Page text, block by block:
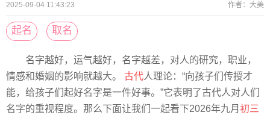
2025-09-04 11:43:23 作者： 大美
起名 取名
名字越好，运气越好，名字越差，对人的研究，职业，
情感和婚姻的影响就越大。 古代人理论：“向孩子们传授才
能，给孩子们起好名字是一件好事。”它表明了古代人对人们
名字的重视程度。那么下面让我们一起看下2026年九月 初三